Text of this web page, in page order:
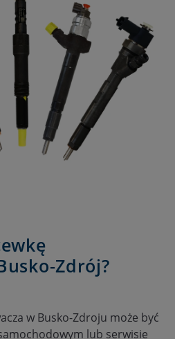
Zdrój?
w Busko-Zdroju może być
lub serwisie